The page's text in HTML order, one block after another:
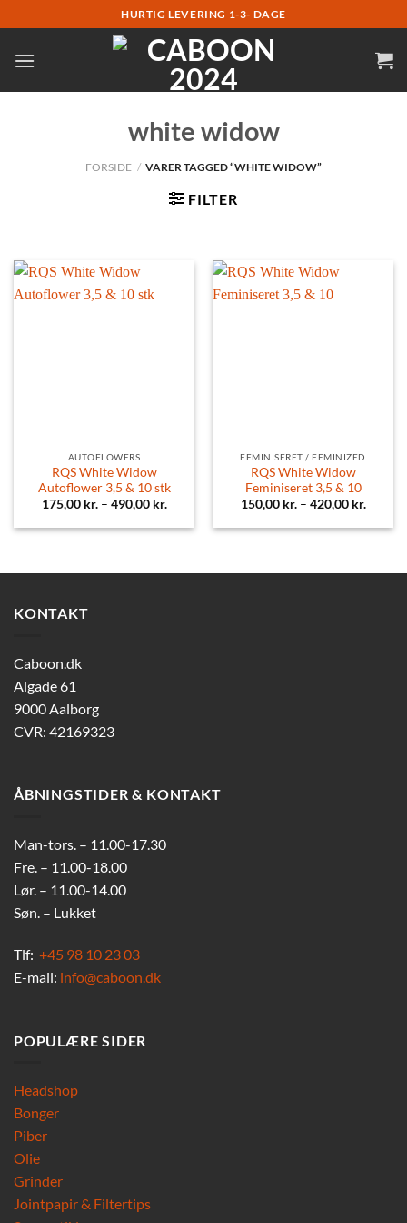
til
indhold
HURTIG LEVERING 1-3- DAGE
white widow
FORSIDE / VARER TAGGED “WHITE WIDOW”
FILTER
AUTOFLOWERS
RQS White Widow
Autoflower 3,5 & 10 stk
175,00 kr.– 490,00 kr.
FEMINISERET / FEMINIZED
RQS White Widow
Feminiseret 3,5 & 10
150,00 kr.– 420,00 kr.
KONTAKT
Caboon.dk
Algade 61
9000 Aalborg
CVR: 42169323
ÅBNINGSTIDER & KONTAKT
Man-tors. – 11.00-17.30
Fre. – 11.00-18.00
Lør. – 11.00-14.00
Søn. – Lukket
Tlf: +45 98 10 23 03
E-mail: info@caboon.dk
POPULÆRE SIDER
Headshop
Bonger
Piber
Olie
Grinder
Jointpapir & Filtertips